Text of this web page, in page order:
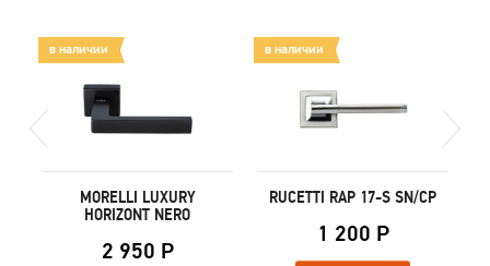
в наличии
MORELLI LUXURY
HORIZONT NERO
2 950 Р
в наличии
RUCETTI RAP 17-S SN/CP
1 200 Р